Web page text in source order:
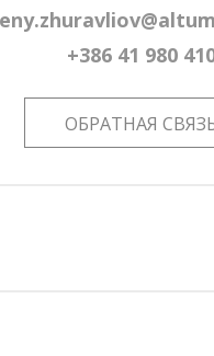
+386 41 980
ОБРАТНАЯ